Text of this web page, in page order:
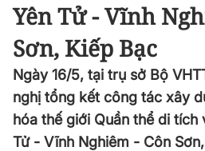
Yên Tử - Vĩnh
Sơn, Kiếp Bạc
Ngày 16/5, tại trụ sở Bộ
nghị tổng kết công tác xây
hóa thế giới Quần thể di tích
Tử - Vĩnh Nghiêm - Côn